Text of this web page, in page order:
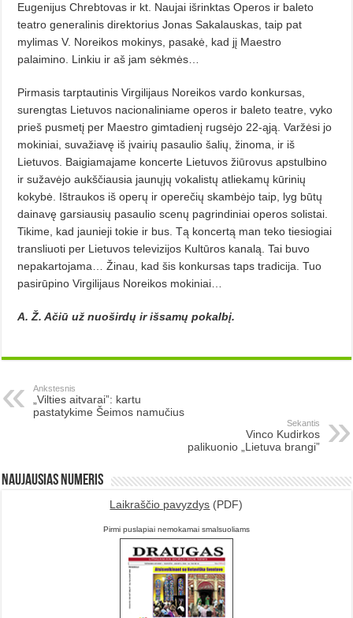
Eugenijus Chrebtovas ir kt. Naujai išrinktas Operos ir baleto
teatro generalinis direktorius Jonas Sakalauskas, taip pat
mylimas V. Noreikos mokinys, pasakė, kad jį Maestro
palaimino. Linkiu ir aš jam sėkmės…
Pirmasis tarptautinis Virgilijaus Noreikos vardo konkursas,
surengtas Lietuvos nacionaliniame operos ir baleto teatre, vyko
prieš pusmetį per Maestro gimtadienį rugsėjo 22-ąją. Varžėsi jo
mokiniai, suvažiavę iš įvairių pasaulio šalių, žinoma, ir iš
Lietuvos. Baigiamajame koncerte Lietuvos žiūrovus apstulbino
ir sužavėjo aukščiausia jaunųjų vokalistų atliekamų kūrinių
kokybė. Ištraukos iš operų ir operečių skambėjo taip, lyg būtų
dainavę garsiausių pasaulio scenų pagrindiniai operos solistai.
Tikime, kad jaunieji tokie ir bus. Tą koncertą man teko tiesiogiai
transliuoti per Lietuvos televizijos Kultūros kanalą. Tai buvo
nepakartojama… Žinau, kad šis konkursas taps tradicija. Tuo
pasirūpino Virgilijaus Noreikos mokiniai…
A. Ž. Ačiū už nuoširdų ir išsamų pokalbį.
Ankstesnis
„Vilties aitvarai”: kartu
pastatykime Šeimos namučius
Sekantis
Vinco Kudirkos
palikuonio „Lietuva brangi”
Naujausias numeris
Laikraščio pavyzdys (PDF)
Pirmi puslapiai nemokamai smalsuoliams